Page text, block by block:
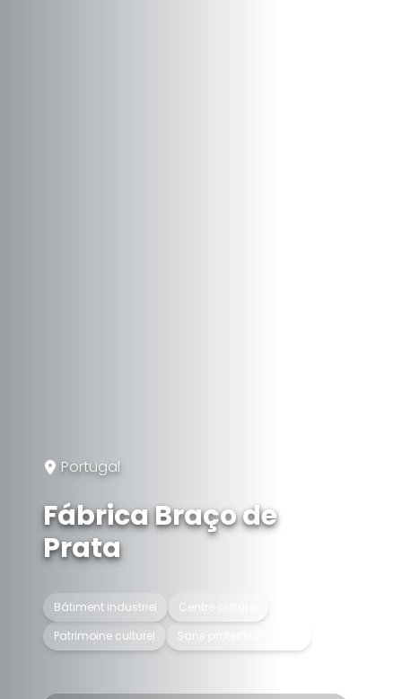
Portugal
Fábrica Braço de
Prata
Bâtiment industriel
Centre culturel
Patrimoine culturel
Sans protection légale